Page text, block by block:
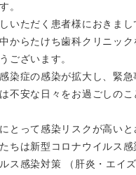
。
いただく患者様におきまし
からたけち歯科クリニック
ございます。
染症の感染が拡大し、緊急
不安な日々をお過ごしのこ
とって感染リスクが高いと
ちは新型コロナウイルス感
ス感染対策 （肝炎・エイ